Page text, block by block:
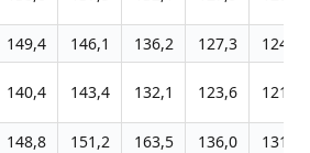
149,4 146,1 136,2 127,3
124,0
140,4 143,4 132,1 123,6 121,3
148,8 151,2 163,5 136,0
131,7